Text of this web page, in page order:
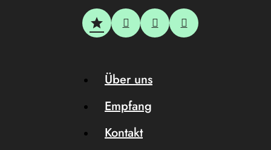
Über uns
Empfang
Kontakt